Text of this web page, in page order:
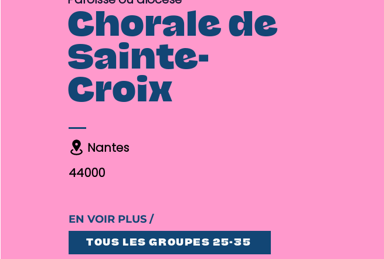
Chorale de
Sainte-
Croix
Nantes
44000
EN VOIR PLUS /
TOUS LES GROUPES 25-35